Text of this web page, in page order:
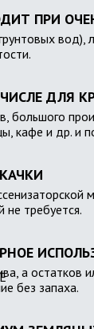
ПРИ
вод),
ДЛЯ
большого
кафе и др. и
не требуется.
а остатков
без запаха.